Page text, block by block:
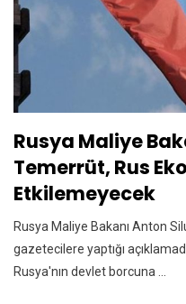
Rusya Maliye
Temerrüt, Rus
Etkilemeyecek
Rusya Maliye Bakanı Anton
gazetecilere yaptığı
Rusya'nın devlet borcuna ...